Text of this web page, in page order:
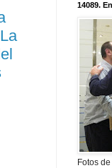
14089.
Fotos